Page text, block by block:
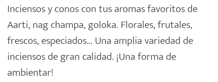
Inciensosy conos con tus aromas favoritos de
Aarti, nag champa,goloka. Florales, frutales,
frescos, especiados… Una amplia variedad de
inciensos de gran calidad. ¡Una forma de
ambientar!